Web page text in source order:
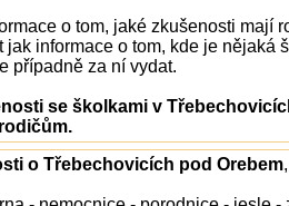
o tom, jaké zkušenosti mají
jak informace o tom, kde je nějaká
případně za ní vydat.
se školkami v
o Třebechovicích pod Orebem